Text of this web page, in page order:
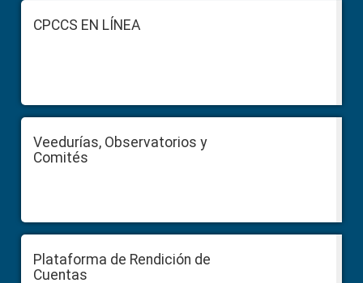
FooterCPCCS EN LÍNEA
Veedurías, Observatorios y
Comités
Plataforma de Rendición de
Cuentas